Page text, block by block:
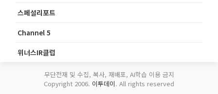
스페셜리포트
Channel 5
위너스IR클럽
무단전재 및 수집, 복사, 재배포, AI학습 이용 금지
Copyright 2006. 이투데이. All rights reserved